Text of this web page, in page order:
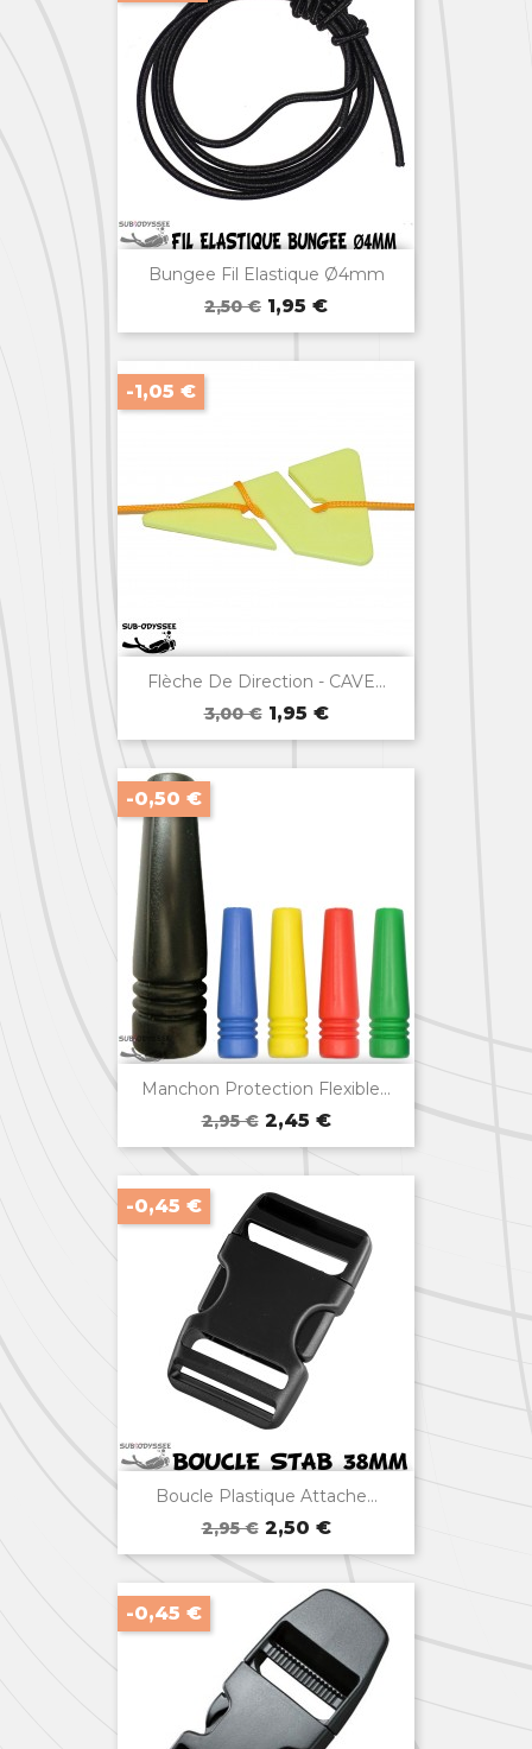
Bungee Fil Elastique Ø4mm
Prix
de
2,50 € Prix
1,95 €
Aperçu rapide
Flèche De Direction - CAVE...
Prix
de
3,00 € Prix
1,95 €
-1,05 €
 Aperçu rapide
JauneLuminescent
Orange
Manchon Protection Flexible...
Prix
de
2,95 € Prix
2,45 €
-0,50 €
Aperçu rapide
BleuJauneNoirRouge
Boucle Plastique Attache...
Prix
de
2,95 € Prix
2,50 €
-0,45 €
Aperçu rapide
-0,45 €